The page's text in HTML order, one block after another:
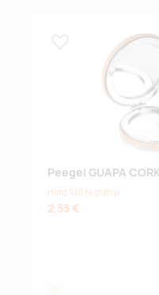
Lisa lemmikuks
Peegel GUAPA
Hind 100 tk puhul
2,55 €